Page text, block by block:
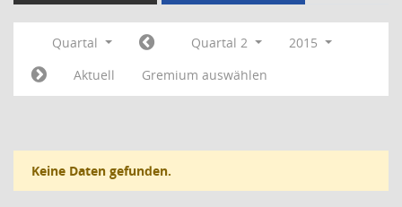
Quartal Quartal 2
2015
Aktuell
Gremium auswählen
Keine Daten gefunden.